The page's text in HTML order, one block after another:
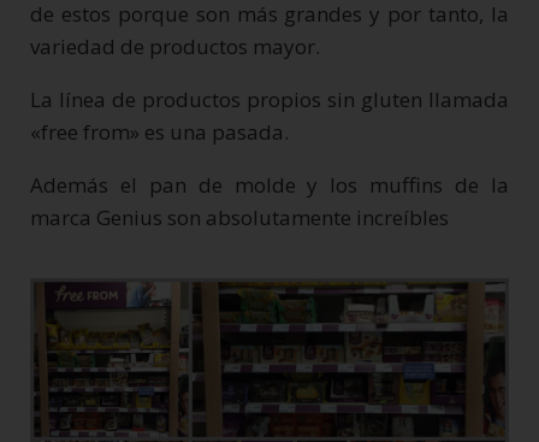
de estos porque son más grandes y por tanto, la
variedad de productos mayor.
La línea de productos propios sin gluten llamada
«free from» es una pasada.
Además el pan de molde y los muffins de la
marca Genius son absolutamente increíbles